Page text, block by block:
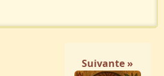
Suivante »